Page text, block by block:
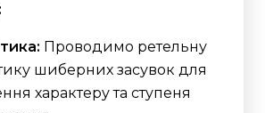
Проводимо ретельну
шиберних засувок для
характеру та ступеня